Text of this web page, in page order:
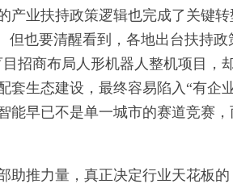
产业扶持政策逻辑也完成了关键
但也要清醒看到，各地出台扶持
招商布局人形机器人整机项目，
生态建设，最终容易陷入“有企
能早已不是单一城市的赛道竞赛
助推力量，真正决定行业天花板